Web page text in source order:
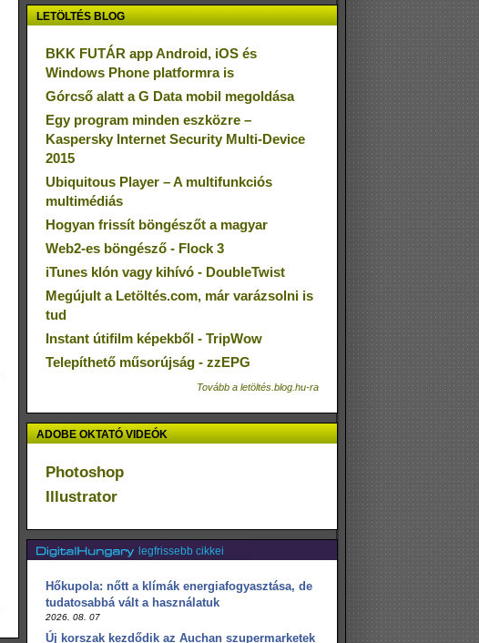
LETÖLTÉS BLOG
BKK FUTÁR app Android, iOS és
Windows Phone platformra is
Górcső alatt a G Data mobil megoldása
Egy program minden eszközre –
Kaspersky Internet Security Multi-Device
2015
Ubiquitous Player – A multifunkciós
multimédiás
Hogyan frissít böngészőt a magyar
Web2-es böngésző - Flock 3
iTunes klón vagy kihívó - DoubleTwist
Megújult a Letöltés.com, már varázsolni is
tud
Instant útifilm képekből - TripWow
Telepíthető műsorújság - zzEPG
Tovább a letöltés.blog.hu-ra
ADOBE OKTATÓ VIDEÓK
Photoshop
Illustrator
legfrissebb cikkei
Hőkupola: nőtt a klímák energiafogyasztása, de
tudatosabbá vált a használatuk
2026. 08. 07
Új korszak kezdődik az Auchan szupermarketek